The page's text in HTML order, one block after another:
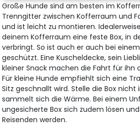
Große Hunde sind am besten im
Trenngitter zwischen Kofferraum und
und ist leicht zu montieren.
deinem Kofferraum eine feste Box, in
verbringt. So ist auch er auch bei
geschützt. Eine Kuscheldecke, sein
kleiner Snack machen die Fahrt für ihn
Für kleine Hunde empfiehlt sich eine
Sitz geschnallt wird. Stelle die Box nicht
sammelt sich die Wärme. Bei einem
ungesicherte Box sich zudem lösen
Reisenden werden.